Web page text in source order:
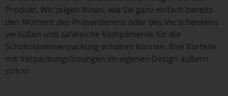
Produkt. Wir zeigen Ihnen, wie Sie ganz einfach bereits
den Moment des Präsentierens oder des Verschenkens
versüßen und zahlreiche Komplimente für die
Schokoladenverpackung erhalten können. Ihre Vorteile
mit Verpackungslösungen im eigenen Design äußern
sich in